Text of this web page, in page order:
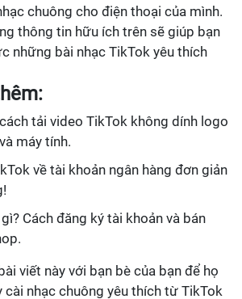
chuông cho điện thoại của mình.
thông tin hữu ích trên sẽ giúp bạn
những bài nhạc TikTok yêu thích
tải video TikTok không dính logo
máy tính.
về tài khoản ngân hàng đơn giản
Cách đăng ký tài khoản và bán
viết này với bạn bè của bạn để họ
nhạc chuông yêu thích từ TikTok